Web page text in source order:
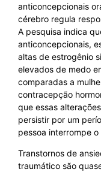
anticoncepcionais
cérebro regula
A pesquisa indica
anticoncepcionais,
altas de estrogênio
elevados de medo
comparadas a
contracepção
que essas
persistir por um
pessoa interrompe
Transtornos de
traumático são